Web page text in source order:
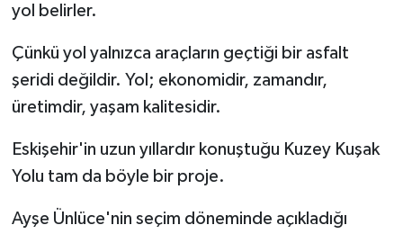
yol belirler.
Çünkü yol yalnızca araçların geçtiği bir asfalt
şeridi değildir. Yol; ekonomidir, zamandır,
üretimdir, yaşam kalitesidir.
Eskişehir'in uzun yıllardır konuştuğu Kuzey Kuşak
Yolu tam da böyle bir proje.
Ayşe Ünlüce'nin seçim döneminde açıkladığı